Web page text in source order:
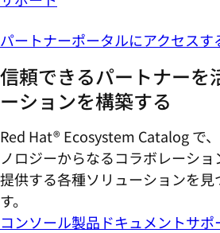
パートナーポータルにアクセスす
信頼できるパートナーを
ーションを構築する
Red Hat® Ecosystem Catalog で
ノロジーからなるコラボレーシ
提供する各種ソリューションを見
す。
コンソール製品ドキュメントサポ